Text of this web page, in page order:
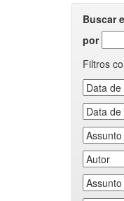
Buscar
por
Filtros